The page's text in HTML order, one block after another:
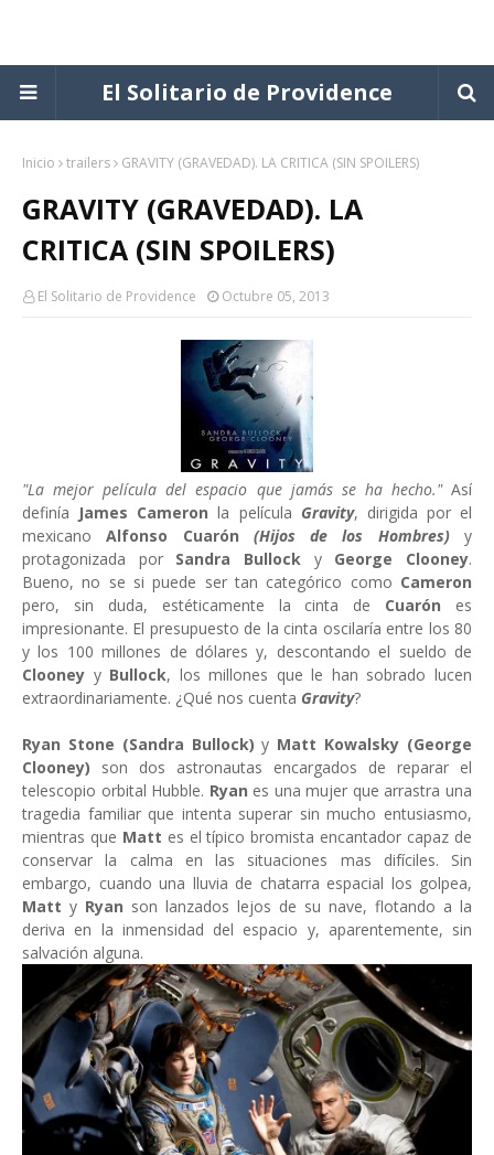
El Solitario de Providence
Inicio trailers GRAVITY (GRAVEDAD). LA CRITICA (SIN SPOILERS)
GRAVITY (GRAVEDAD). LA
CRITICA (SIN SPOILERS)
El Solitario de Providence Octubre 05, 2013
"La mejor película del espacio que jamás se ha hecho."Así
definía James Cameron la película Gravity, dirigida por el
mexicanoAlfonso Cuarón (Hijos de los Hombres)
y
protagonizada por Sandra Bullock y George Clooney.
Bueno, no se si puede ser tan categórico como Cameron
pero, sin duda, estéticamente la cinta de Cuarón es
impresionante. El presupuesto de la cinta oscilaría entre los 80
y los 100 millones de dólares y, descontando el sueldo de
Clooney y Bullock, los millones que le han sobrado lucen
extraordinariamente. ¿Qué nos cuenta Gravity?
Ryan Stone (Sandra Bullock) y Matt Kowalsky (George
Clooney) son dos astronautas encargados de reparar el
telescopio orbital Hubble. Ryan es una mujer que arrastra una
tragedia familiar que intenta superar sin mucho entusiasmo,
mientras que Matt es el típico bromista encantador capaz de
conservar la calma en las situaciones mas difíciles. Sin
embargo, cuando una lluvia de chatarra espacial los golpea,
Matt y Ryan son lanzados lejos de su nave, flotando a la
deriva en la inmensidad del espacio y, aparentemente, sin
salvación alguna.